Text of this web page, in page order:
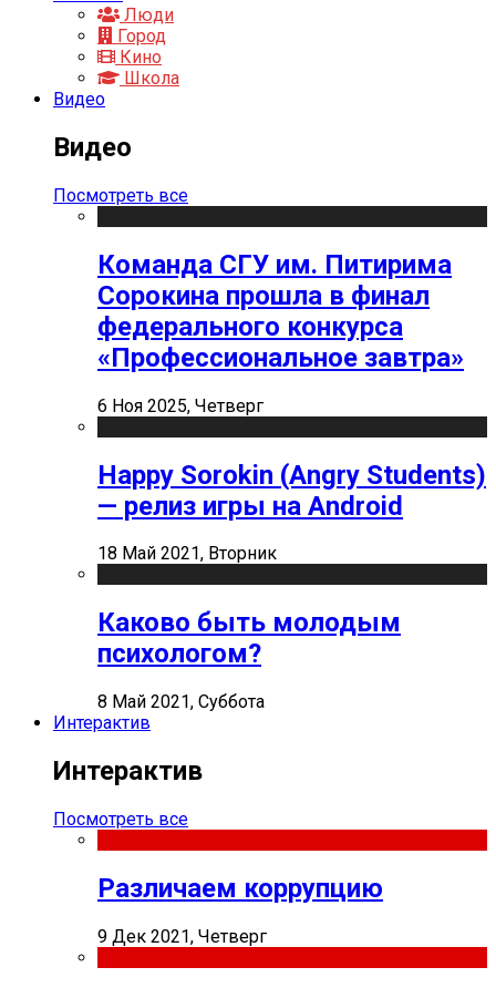
Люди
Город
Кино
Школа
Видео
Видео
Посмотреть все
Команда СГУ им. Питирима
Сорокина прошла в финал
федерального конкурса
«Профессиональное завтра»
6 Ноя 2025, Четверг
Happy Sorokin (Angry Students)
— релиз игры на Android
18 Май 2021, Вторник
Каково быть молодым
психологом?
8 Май 2021, Суббота
Интерактив
Интерактив
Посмотреть все
Различаем коррупцию
9 Дек 2021, Четверг